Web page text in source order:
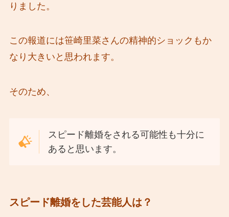
りました。
この報道には笹崎里菜さんの精神的ショックもか
なり大きいと思われます。
そのため、
スピード離婚をされる可能性も十分に
あると思います。
スピード離婚をした芸能人は？